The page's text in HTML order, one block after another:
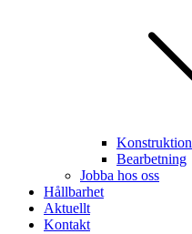
Konstruktion
Bearbetning
Jobba hos oss
Hållbarhet
Aktuellt
Kontakt